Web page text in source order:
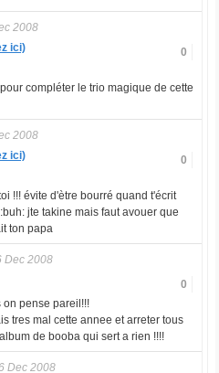
2008
0
ici)
compléter le trio magique de cette
2008
0
ici)
!!! évite d'ètre bourré quand t'écrit
jte takine mais faut avouer que
ton papa
Dec 2008
0
on pense pareil!!!
tres mal cette annee et arreter tous
de booba qui sert a rien !!!!
Dec 2008